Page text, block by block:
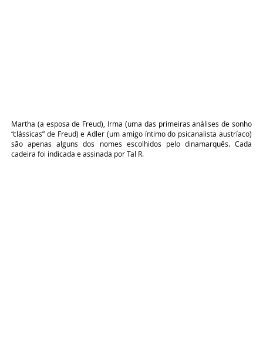
Martha (a esposa de Freud), Irma (uma das primeiras análises de sonho
“clássicas” de Freud) e Adler (um amigo íntimo do psicanalista austríaco)
são apenas alguns dos nomes escolhidos pelo dinamarquês. Cada
cadeira foi indicada e assinada por Tal R.